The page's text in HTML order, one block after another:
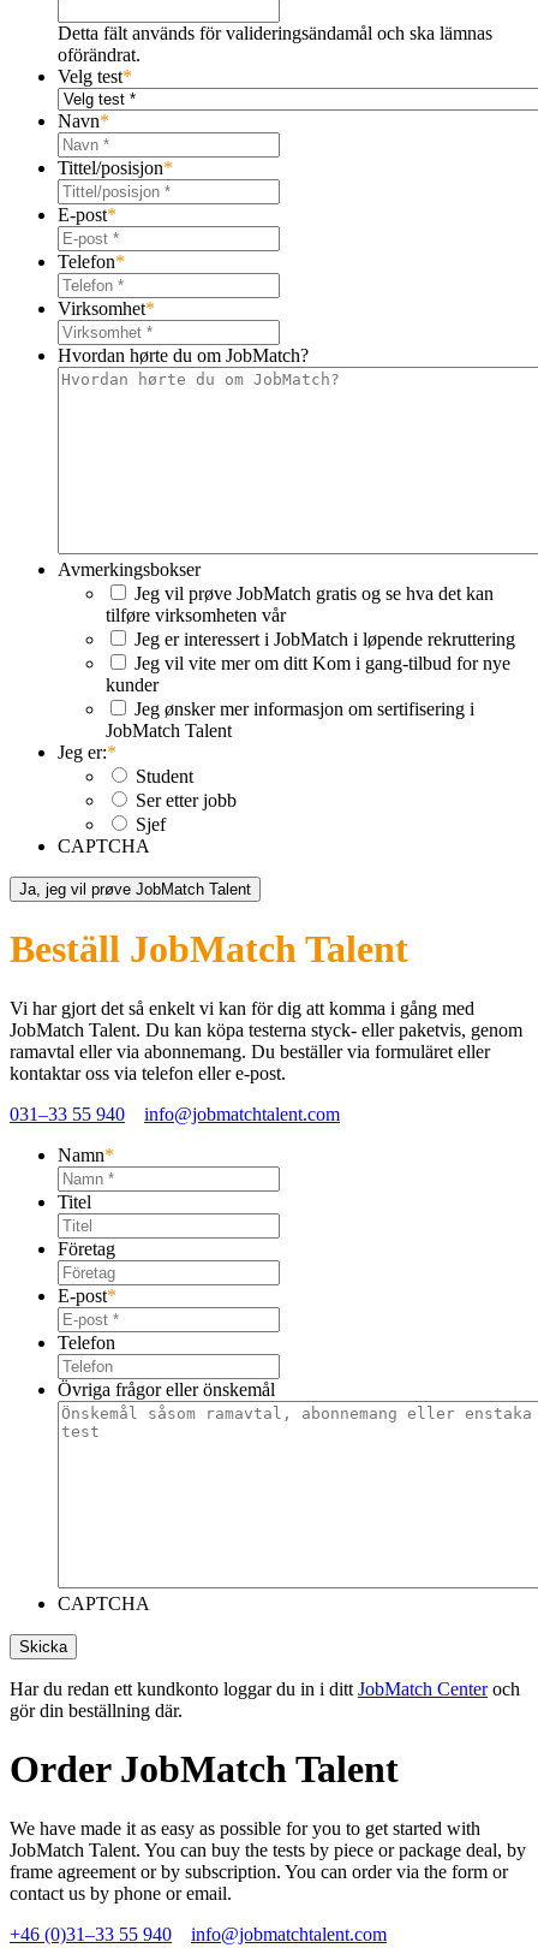
Detta fält används för valideringsändamål och ska lämnas
oförändrat.
Velg test*
Navn*
Tittel/posisjon*
E-post*
Telefon*
Virksomhet*
Hvordan hørte du om JobMatch?
Avmerkingsbokser
Jeg vil prøve JobMatch gratis og se hva det kan
tilføre virksomheten vår
Jeg er interessert i JobMatch i løpende rekruttering
Jeg vil vite mer om ditt Kom i gang-tilbud for nye
kunder
Jeg ønsker mer informasjon om sertifisering i
JobMatch Talent
Jeg er:*
Student
Ser etter jobb
Sjef
CAPTCHA
Ja, jeg vil prøve JobMatch Talent
Beställ JobMatch Talent
Vi har gjort det så enkelt vi kan för dig att komma i gång med
JobMatch Talent. Du kan köpa testerna styck- eller paketvis, genom
ramavtal eller via abonnemang. Du beställer via formuläret eller
kontaktar oss via telefon eller e-post.
031–33 55 940
info@jobmatchtalent.com
Namn*
Titel
Företag
E-post*
Telefon
Övriga frågor eller önskemål
CAPTCHA
Skicka
Har du redan ett kundkonto loggar du in i ditt JobMatch Centeroch
gör din beställning där.
Order JobMatch Talent
We have made it as easy as possible for you to get started with
JobMatch Talent. You can buy the tests by piece or package deal, by
frame agreement or by subscription. You can order via the form or
contact us by phone or email.
+46 (0)31–33 55 940
info@jobmatchtalent.com